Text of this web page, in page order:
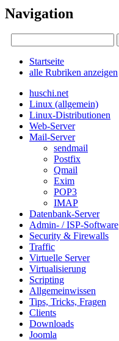
Navigation
Startseite
alle Rubriken anzeigen
huschi.net
Linux (allgemein)
Linux-Distributionen
Web-Server
Mail-Server
sendmail
Postfix
Qmail
Exim
POP3
IMAP
Datenbank-Server
Admin- / ISP-Software
Security & Firewalls
Traffic
Virtuelle Server
Virtualisierung
Scripting
Allgemeinwissen
Tips, Tricks, Fragen
Clients
Downloads
Joomla